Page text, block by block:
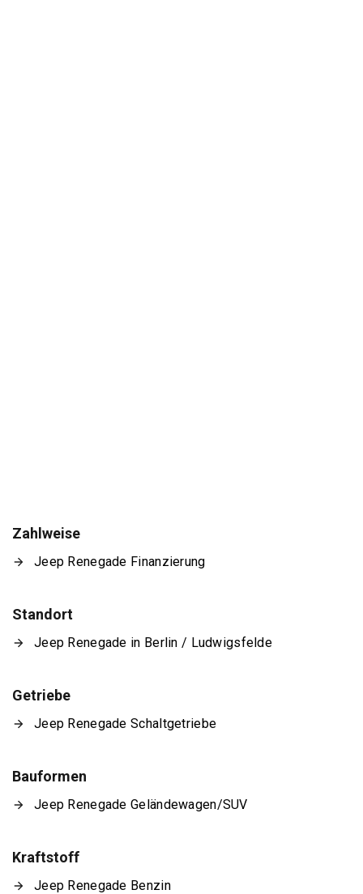
Zahlweise
Jeep Renegade Finanzierung
Standort
Jeep Renegade in Berlin / Ludwigsfelde
Getriebe
Jeep Renegade Schaltgetriebe
Bauformen
Jeep Renegade Geländewagen/SUV
Kraftstoff
Jeep Renegade Benzin